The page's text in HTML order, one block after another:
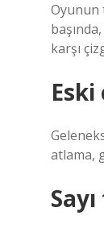
Oyunun
karşı
atlama,